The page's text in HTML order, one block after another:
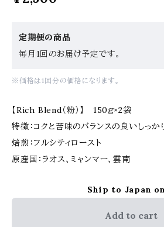
定期便の商品
毎月1回のお届け予定です。
※価格は1回分の価格になります。
【Rich Blend（粉）】 150ｇ×2袋
特徴：コクと苦味のバランスの良いしっか
焙煎：フルシティロースト
原産国：ラオス、ミャンマー、雲南
Ship to Japan
Add to cart